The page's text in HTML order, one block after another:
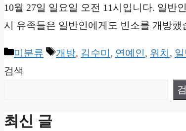
10월 27일 일요일 오전 11시입니다. 일반
시 유족들은 일반인에게도 빈소를 개방
Categories
미분류 Tags
개방, 김수미 , 연예인, 위치 ,
검색
최신 글